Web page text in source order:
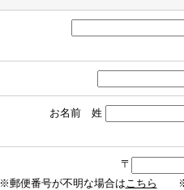
お名前 姓
〒
※郵便番号が不明な場合はこちら ※海